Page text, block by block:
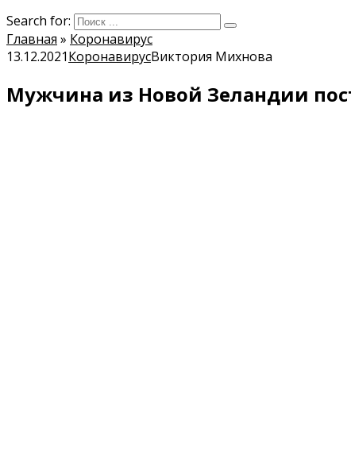
Search for:
Главная » Коронавирус
13.12.2021КоронавирусВиктория Михнова
Мужчина из Новой Зеландии